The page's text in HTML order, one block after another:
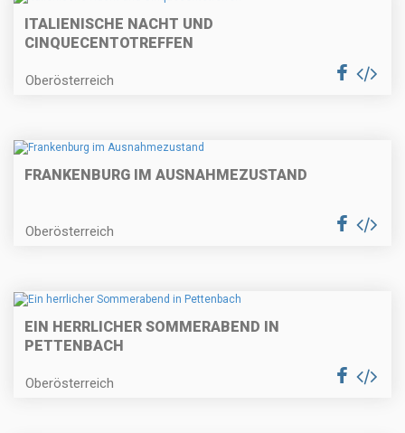
ITALIENISCHE NACHT UND
CINQUECENTOTREFFEN
Oberösterreich
FRANKENBURG IM AUSNAHMEZUSTAND
Oberösterreich
EIN HERRLICHER SOMMERABEND IN
PETTENBACH
Oberösterreich